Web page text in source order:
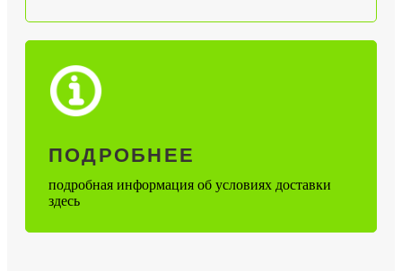
ПОДРОБНЕЕ
подробная информация об условиях доставки
здесь